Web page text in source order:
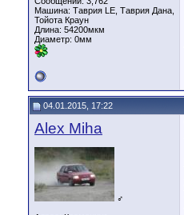
Машина: Таврия LE, Таврия Дана,
Тойота Краун
Длина: 54200мкм
Диаметр: 0мм
04.01.2015, 17:22
Alex Miha
♂